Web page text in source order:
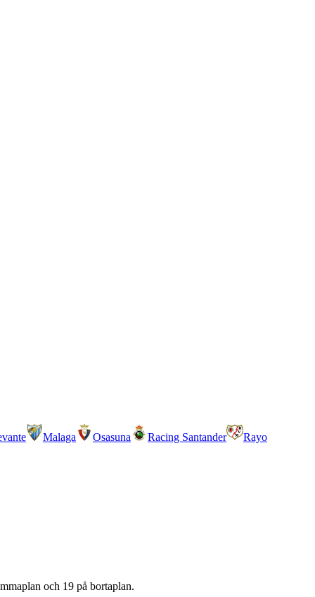
Malaga Osasuna Racing Santander Rayo
och 19 på bortaplan.